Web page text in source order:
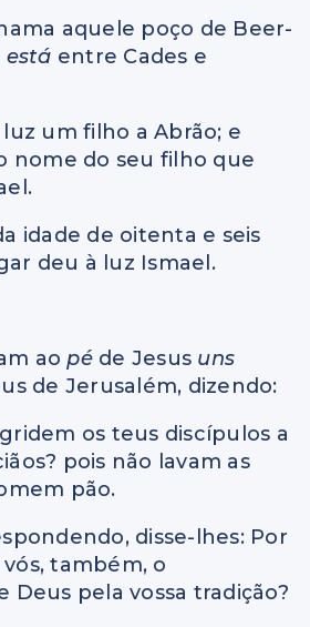
aquele poço de Beer-
está entre Cades e
luz um filho a Abrão; e
nome do seu filho que
idade de oitenta e seis
deu à luz Ismael.
aopé de Jesus uns
de Jerusalém, dizendo:
os teus discípulos a
pois não lavam as
pão.
disse-lhes: Por
também, o
Deus pela vossa tradição?